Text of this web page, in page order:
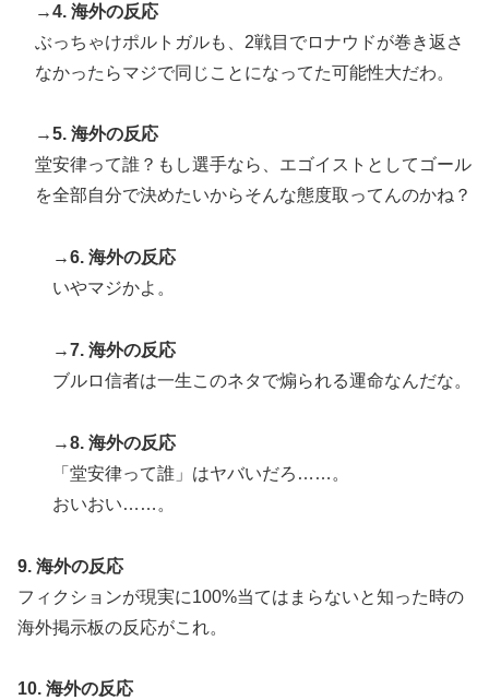
→4. 海外の反応
ぶっちゃけポルトガルも、2戦目でロナウドが巻き返さ
なかったらマジで同じことになってた可能性大だわ。
→5. 海外の反応
堂安律って誰？もし選手なら、エゴイストとしてゴール
を全部自分で決めたいからそんな態度取ってんのかね？
→6. 海外の反応
いやマジかよ。
→7. 海外の反応
ブルロ信者は一生このネタで煽られる運命なんだな。
→8. 海外の反応
「堂安律って誰」はヤバいだろ……。
おいおい……。
9. 海外の反応
フィクションが現実に100%当てはまらないと知った時の
海外掲示板の反応がこれ。
10. 海外の反応